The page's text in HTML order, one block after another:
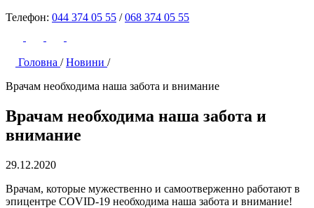
Телефон: 044 374 05 55 / 068 374 05 55
Головна / Новини /
Врачам необходима наша забота и внимание
Врачам необходима наша забота и
внимание
29.12.2020
Врачам, которые мужественно и самоотверженно работают в
эпицентре COVID-19 необходима наша забота и внимание!